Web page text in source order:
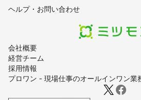
会社概要
経営チーム
採用情報
プロワン - 現場仕事のオールインワン業
ヘルプ・お問い合わせ